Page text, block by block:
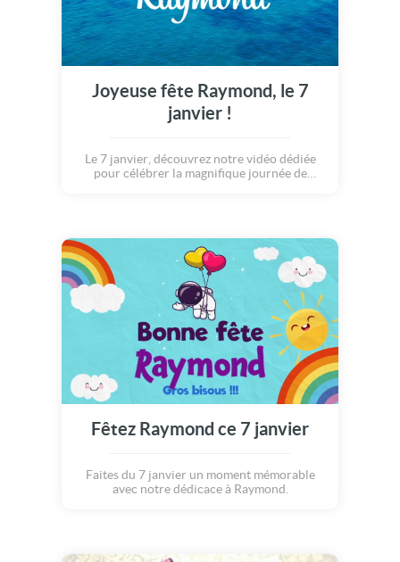
Joyeuse fête Raymond, le 7
janvier !
Le 7 janvier, découvrez notre vidéo dédiée
pour célébrer la magnifique journée de
Fêtez Raymond ce 7 janvier
Faites du 7 janvier un moment mémorable
avec notre dédicace à Raymond.